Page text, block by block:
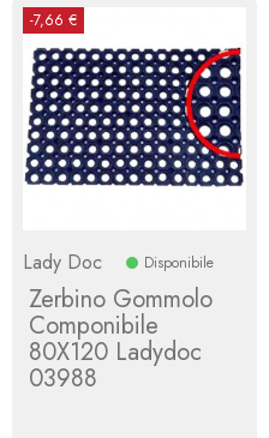
-7,66 €
Lady Doc Disponibile
Zerbino Gommolo
Componibile
80X120 Ladydoc
03988